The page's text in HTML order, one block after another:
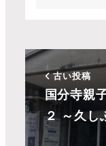
古い投稿
国分寺親
２ ～久し